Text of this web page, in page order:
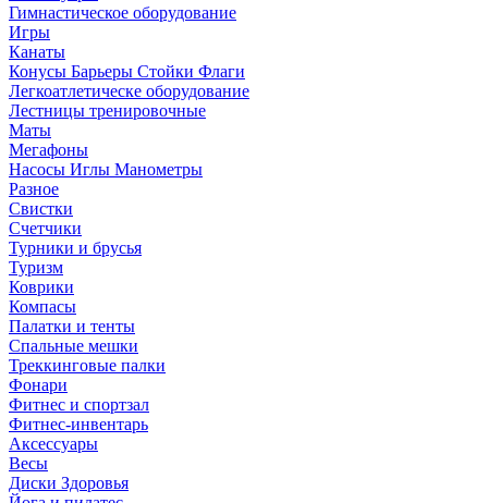
Гимнастическое оборудование
Игры
Канаты
Конусы Барьеры Стойки Флаги
Легкоатлетическе оборудование
Лестницы тренировочные
Маты
Мегафоны
Насосы Иглы Манометры
Разное
Свистки
Счетчики
Турники и брусья
Туризм
Коврики
Компасы
Палатки и тенты
Спальные мешки
Треккинговые палки
Фонари
Фитнес и спортзал
Фитнес-инвентарь
Аксессуары
Весы
Диски Здоровья